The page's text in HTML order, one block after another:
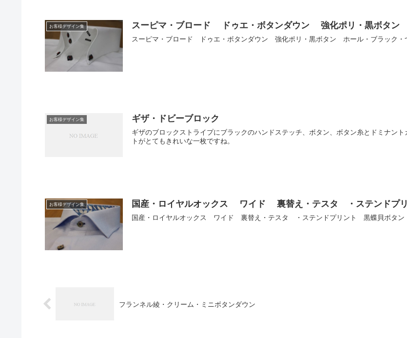
お客様デザイン集 スーピマ・ブロード ドゥエ・ボタンダウン 強化ポリ・黒ボタン
スーピマ・ブロード ドゥエ・ボタンダウン 強化ポリ・黒ボタン ホール・ブラック・
お客様デザイン集 ギザ・ドビーブロック
ギザのブロックストライプにブラックのハンドステッチ、ボタン、ボタン糸とドミナン
トがとてもきれいな一枚ですね。
お客様デザイン集 国産・ロイヤルオックス ワイド 裏替え・テスタ ・ステンドプ
国産・ロイヤルオックス ワイド 裏替え・テスタ ・ステンドプリント 黒蝶貝ボタン
フランネル綾・クリーム・ミニボタンダウン